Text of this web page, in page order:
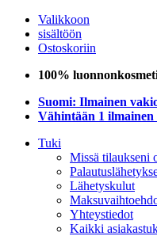
Valikkoon
sisältöön
Ostoskoriin
100%
Suomi: Ilmainen
Vähintään 1 ilmainen
Tuki
Missä tilaukseni
Lähetyskulut
Yhteystiedot
Kaikki